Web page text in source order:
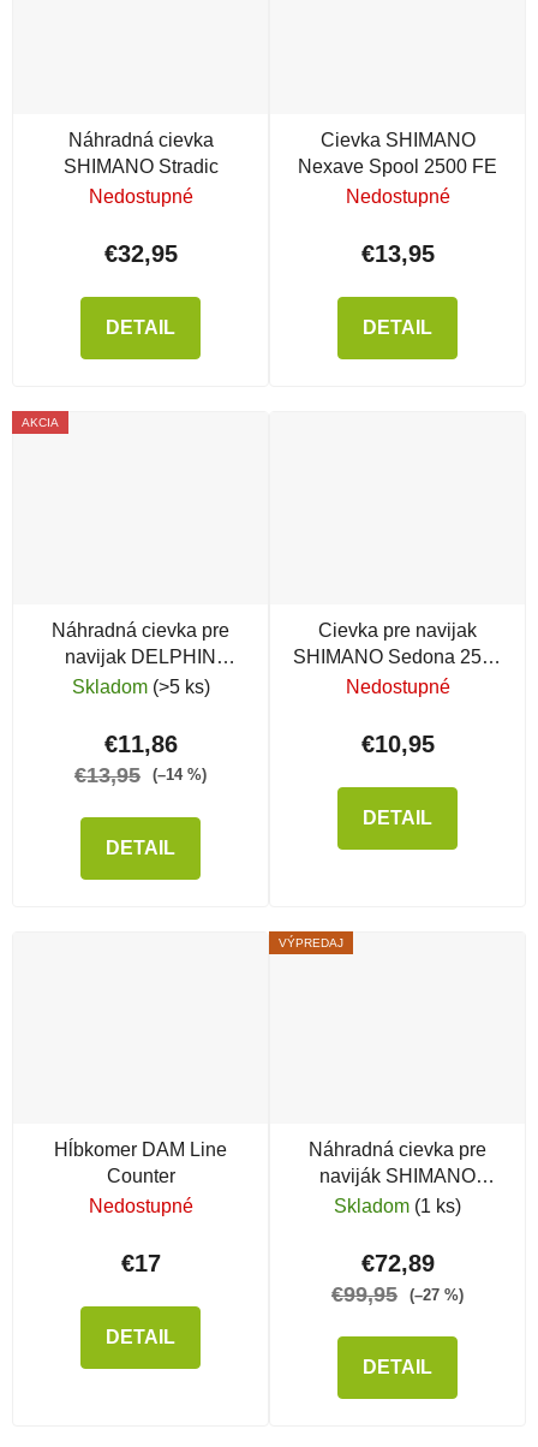
Náhradná cievka
SHIMANO Stradic
Nedostupné
€32,95
DETAIL
Cievka SHIMANO
Nexave Spool 2500 FE
Nedostupné
€13,95
DETAIL
AKCIA
Náhradná cievka pre
navijak DELPHIN
MonoDrag
Skladom (>5 ks)
€11,86
€13,95 (–14 %)
DETAIL
Cievka pre navijak
SHIMANO Sedona 2500
FE
Nedostupné
€10,95
DETAIL
Hĺbkomer DAM Line
Counter
Nedostupné
€17
DETAIL
VÝPREDAJ
Náhradná cievka pre
naviják SHIMANO
Vanquis 4000 HG C
Skladom (1 ks)
€72,89
€99,95 (–27 %)
DETAIL